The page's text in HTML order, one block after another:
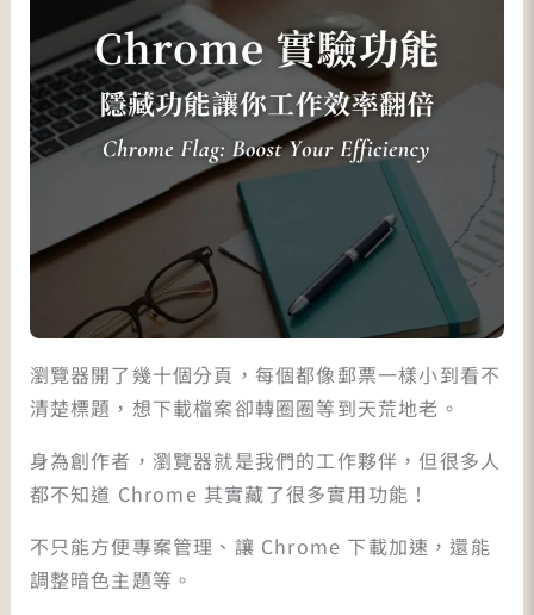
瀏覽器開了幾十個分頁，每個都像郵票一樣小到看不
清楚標題，想下載檔案卻轉圈圈等到天荒地老。
身為創作者，瀏覽器就是我們的工作夥伴，但很多人
都不知道 Chrome 其實藏了很多實用功能！
不只能方便專案管理、讓 Chrome 下載加速，還能
調整暗色主題等。